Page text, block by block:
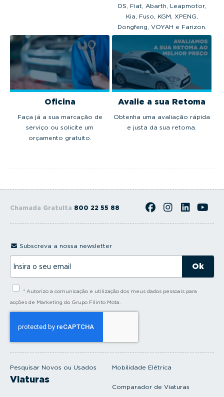
DS, Fiat, Abarth, Leapmotor,
Kia, Fuso, KGM, XPENG,
Dongfeng, VOYAH e Farizon.
Oficina
Faça já a sua marcação de
serviço ou solicite um
orçamento gratuito.
Avalie a sua Retoma
Obtenha uma avaliação rápida
e justa da sua retoma.
Chamada Gratuita 800 22 55 88
Pesquisar Novos ou Usados
Viaturas
Mobilidade Elétrica
Comparador de Viaturas
Subscreva a nossa newsletter
s
l
* Autorizo a comunicação e utilização dos meus dados pessoais para
acções de Marketing do Grupo Filinto Mota.